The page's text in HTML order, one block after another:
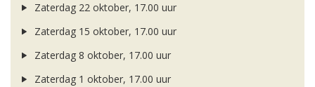
Zaterdag 22 oktober, 17.00 uur
Zaterdag 15 oktober, 17.00 uur
Zaterdag 8 oktober, 17.00 uur
Zaterdag 1 oktober, 17.00 uur